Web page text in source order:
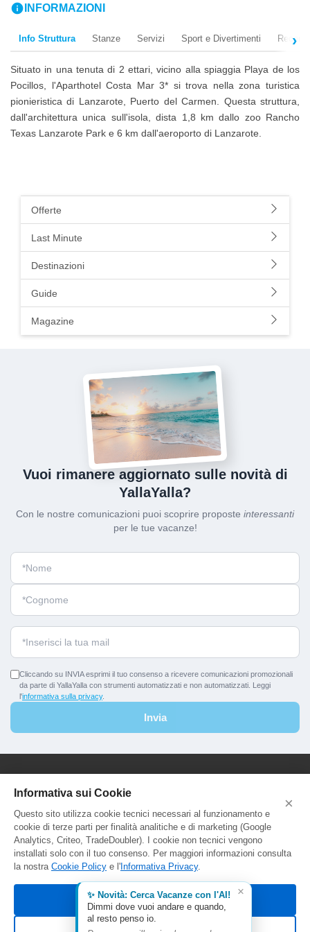
×
Informativa sui Cookie
Questo sito utilizza cookie tecnici necessari al funzionamento e
cookie di terze parti per finalità analitiche e di marketing (Google
Analytics, Criteo, TradeDoubler). I cookie non tecnici vengono
installati solo con il tuo consenso. Per maggiori informazioni consulta
la nostra Cookie Policy e l' Informativa Privacy.
Accetta tutti
✨ Novità: Cerca Vacanze con l'AI!
Dimmi dove vuoi andare e quando,
al resto penso io.
×
info INFORMAZIONI
Info Struttura Stanze Servizi Sport e Divertimenti
Situato in una tenuta di 2 ettari, vicino alla spiaggia Playa de los
Pocillos, l'Aparthotel Costa Mar 3* si trova nella zona turistica
pionieristica di Lanzarote, Puerto del Carmen. Questa struttura,
dall'architettura unica sull'isola, dista 1,8 km dallo zoo Rancho
Texas Lanzarote Park e 6 km dall'aeroporto di Lanzarote.
Offerte
Last Minute
Destinazioni
Guide
Magazine
Vuoi rimanere aggiornato sulle novità di
YallaYalla?
Con le nostre comunicazioni puoi scoprire proposte interessanti
per le tue vacanze!
Cliccando su INVIA esprimi il tuo consenso a ricevere comunicazioni promozionali
da parte di YallaYalla con strumenti automatizzati e non automatizzati. Leggi
l'informativa sulla privacy.
Invia
YallaYalla - DICA Srl
Sede Legale e Agenzia al Pubblico:
Viale Adriatico 127 - 00141 Roma
P.Iva e C.F. IT13366331000
Aut. Reg. Lazio Prot. GR744549